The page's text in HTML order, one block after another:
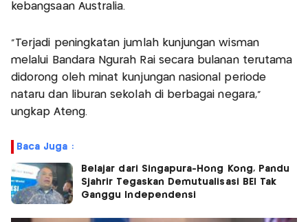
kebangsaan Australia.
"Terjadi peningkatan jumlah kunjungan wisman
melalui Bandara Ngurah Rai secara bulanan terutama
didorong oleh minat kunjungan nasional periode
nataru dan liburan sekolah di berbagai negara,"
ungkap Ateng.
Baca Juga :
Belajar dari Singapura-Hong Kong, Pandu
Sjahrir Tegaskan Demutualisasi BEI Tak
Ganggu Independensi